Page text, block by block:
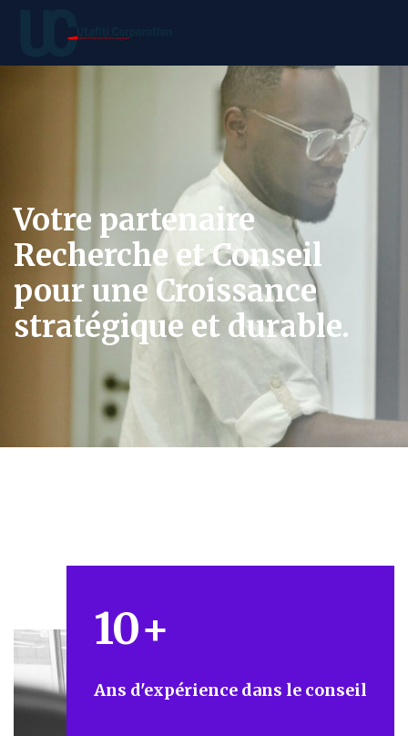
Votre partenaire
Recherche et Conseil
pour une Croissance
stratégique et durable.
10+
Ans d'expérience dans le conseil